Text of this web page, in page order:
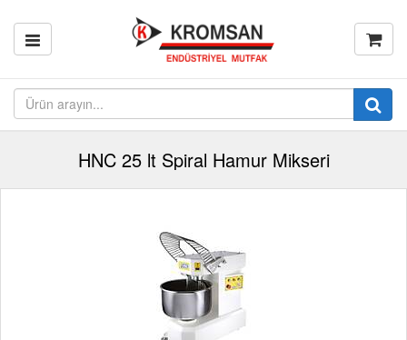
HNC 25 lt Spiral Hamur Mikseri